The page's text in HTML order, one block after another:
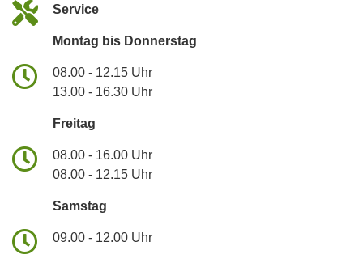
Service
Montag bis Donnerstag
08.00 - 12.15 Uhr
13.00 - 16.30 Uhr
Freitag
08.00 - 16.00 Uhr
08.00 - 12.15 Uhr
Samstag
09.00 - 12.00 Uhr